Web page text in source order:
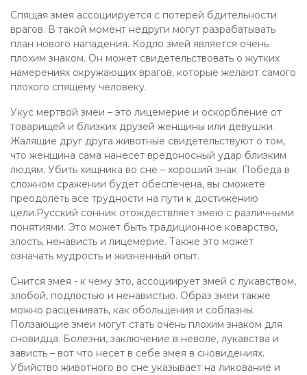
Спящая змея ассоциируется с потерей бдительности
врагов. В такой момент недруги могут разрабатывать
план нового нападения. Кодло змей является очень
плохим знаком. Он может свидетельствовать о жутких
намерениях окружающих врагов, которые желают самого
плохого спящему человеку.
Укус мертвой змеи – это лицемерие и оскорбление от
товарищей и близких друзей женщины или девушки.
Жалящие друг друга животные свидетельствуют о том,
что женщина сама нанесет вредоносный удар близким
людям. Убить хищника во сне – хороший знак. Победа в
сложном сражении будет обеспечена, вы сможете
преодолеть все трудности на пути к достижению
цели.Русский сонник отождествляет змею с различными
понятиями. Это может быть традиционное коварство,
злость, ненависть и лицемерие. Также это может
означать мудрость и жизненный опыт.
Снится змея - к чему это, ассоциирует змей с лукавством,
злобой, подлостью и ненавистью. Образ змеи также
можно расценивать, как обольщения и соблазны.
Ползающие змеи могут стать очень плохим знаком для
сновидца. Болезни, заключение в неволе, лукавства и
зависть – вот что несет в себе змея в сновидениях.
Убийство животного во сне указывает на ликование и